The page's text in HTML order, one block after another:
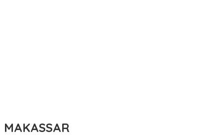
MAKASSAR